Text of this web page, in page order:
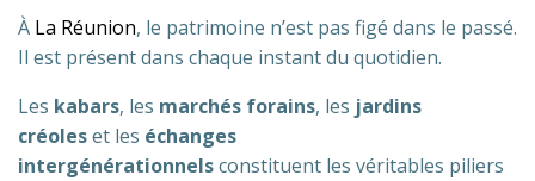
À La Réunion, le patrimoine n’est pas figé dans le passé.
Il est présent dans chaque instant du quotidien.
Les kabars, les marchés forains, les jardins
créoleset les échanges
intergénérationnelsconstituent les véritables piliers